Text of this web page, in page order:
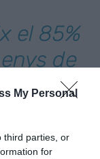
My Personal
third parties, or
for
el 85%
de
de la
un